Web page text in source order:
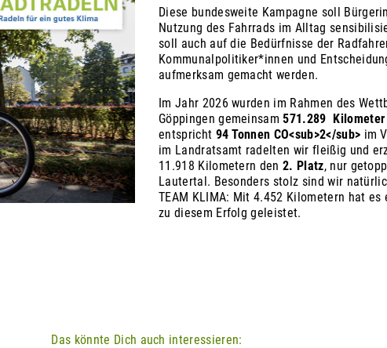
Diese bundesweite Kampagne soll
Nutzung des Fahrrads im Alltag
soll auch auf die Bedürfnisse der
Kommunalpolitiker*innen und
aufmerksam gemacht werden.
Im Jahr 2026 wurden im Rahmen des
Göppingen gemeinsam571.289 Kilometer
entspricht 94 Tonnen CO<sub>2</sub> im
im Landratsamt radelten wir fleißig und
11.918 Kilometern den2. Platz, nur
Lautertal. Besonders stolz sind wir
TEAM KLIMA: Mit 4.452 Kilometern hat
zu diesem Erfolg geleistet.
Das könnte Dich auch interessieren: